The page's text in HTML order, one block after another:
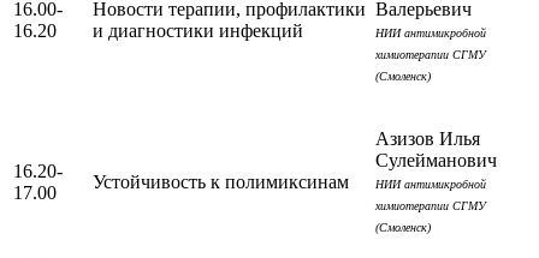
16.00-
16.20
Новости терапии, профилактики
и диагностики инфекций
Валерьевич
НИИ антимикробной
химиотерапии СГМУ
(Смоленск)
16.20-
17.00
Устойчивость к полимиксинам
Азизов Илья
Сулейманович
НИИ антимикробной
химиотерапии СГМУ
(Смоленск)